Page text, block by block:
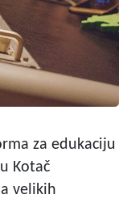
za edukaciju
Kotač
velikih